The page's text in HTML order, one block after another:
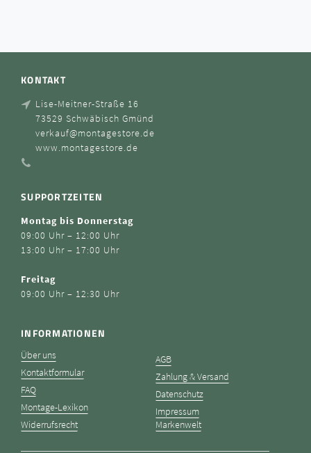
KONTAKT
Lise-Meitner-Straße 16
73529 Schwäbisch Gmünd
verkauf@montagestore.de
www.montagestore.de
SUPPORTZEITEN
Montag bis Donnerstag
09:00 Uhr – 12:00 Uhr
13:00 Uhr – 17:00 Uhr
Freitag
09:00 Uhr – 12:30 Uhr
INFORMATIONEN
Über uns
Kontaktformular
FAQ
Montage-Lexikon
Widerrufsrecht
AGB
Zahlung & Versand
Datenschutz
Impressum
Markenwelt